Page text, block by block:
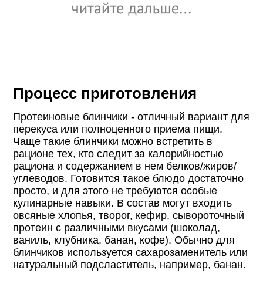
Процесс приготовления
Протеиновые блинчики - отличный вариант для
перекуса или полноценного приема пищи.
Чаще такие блинчики можно встретить в
рационе тех, кто следит за калорийностью
рациона и содержанием в нем белков/жиров/
углеводов. Готовится такое блюдо достаточно
просто, и для этого не требуются особые
кулинарные навыки. В состав могут входить
овсяные хлопья, творог, кефир, сывороточный
протеин с различными вкусами (шоколад,
ваниль, клубника, банан, кофе). Обычно для
блинчиков используется сахарозаменитель или
натуральный подсластитель, например, банан.